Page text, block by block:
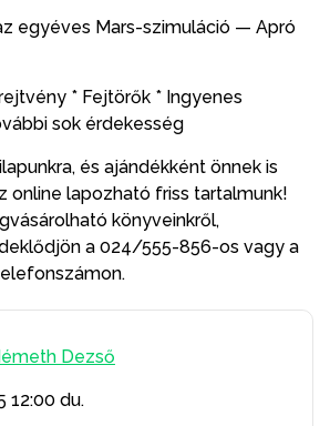
egyéves Mars-szimuláció — Apró
* Fejtörők * Ingyenes
sok érdekesség
és ajándékként önnek is
online lapozható friss tartalmunk!
könyveinkről,
a 024/555-856-os vagy a
Dezső
12:00 du.